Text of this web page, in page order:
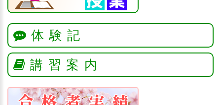
体験記
講習案内